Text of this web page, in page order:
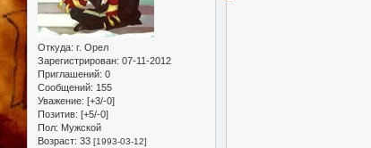
Откуда: г. Орел
Зарегистрирован: 07-11-2012
Приглашений: 0
Сообщений: 155
Уважение: [+3/-0]
Позитив: [+5/-0]
Пол: Мужской
Возраст: 33 [1993-03-12]